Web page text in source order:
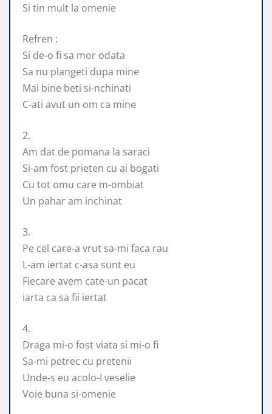
Si tin mult la omenie
Refren :
Si de-o fi sa mor odata
Sa nu plangeti dupa mine
Mai bine beti si-nchinati
C-ati avut un om ca mine
2.
Am dat de pomana la saraci
Si-am fost prieten cu ai bogati
Cu tot omu care m-ombiat
Un pahar am inchinat
3.
Pe cel care-a vrut sa-mi faca rau
L-am iertat c-asa sunt eu
Fiecare avem cate-un pacat
iarta ca sa fii iertat
4.
Draga mi-o fost viata si mi-o fi
Sa-mi petrec cu pretenii
Unde-s eu acolo-I veselie
Voie buna si-omenie